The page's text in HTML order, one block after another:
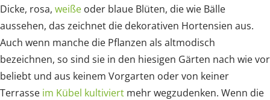
Dicke, rosa, weiße oder blaue Blüten, die wie Bälle
aussehen, das zeichnet die dekorativen Hortensien aus.
Auch wenn manche die Pflanzen als altmodisch
bezeichnen, so sind sie in den hiesigen Gärten nach wie vor
beliebt und aus keinem Vorgarten oder von keiner
Terrasse im Kübel kultiviert mehr wegzudenken. Wenn die